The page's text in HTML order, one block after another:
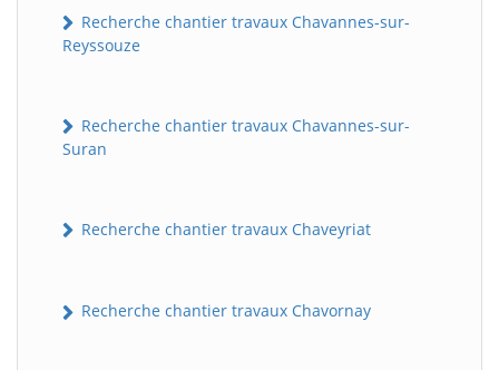
Recherche chantier travaux Chavannes-sur-
Reyssouze
Recherche chantier travaux Chavannes-sur-
Suran
Recherche chantier travaux Chaveyriat
Recherche chantier travaux Chavornay